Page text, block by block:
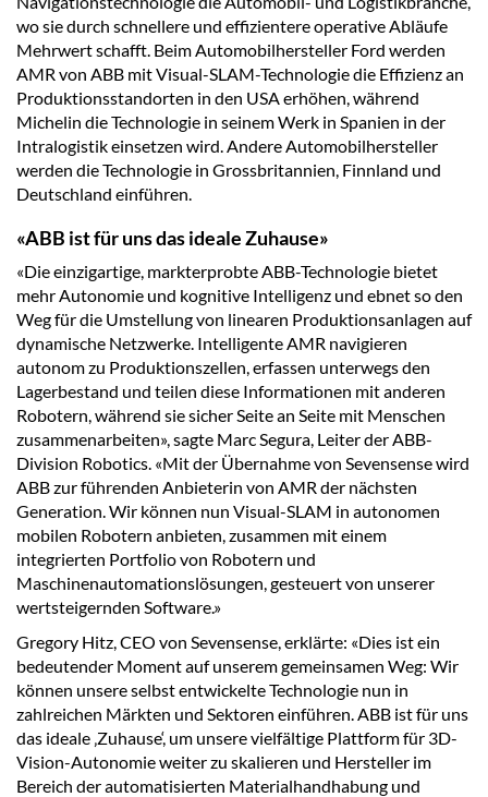
wo sie durch schnellere und effizientere operative Abläufe
Mehrwert schafft. Beim Automobilhersteller Ford werden
AMR von ABB mit Visual-SLAM-Technologie die Effizienz an
Produktionsstandorten in den USA erhöhen, während
Michelin die Technologie in seinem Werk in Spanien in der
Intralogistik einsetzen wird. Andere Automobilhersteller
werden die Technologie in Grossbritannien, Finnland und
Deutschland einführen.
«ABB ist für uns das ideale Zuhause»
«Die einzigartige, markterprobte ABB-Technologie bietet
mehr Autonomie und kognitive Intelligenz und ebnet so den
Weg für die Umstellung von linearen Produktionsanlagen auf
dynamische Netzwerke. Intelligente AMR navigieren
autonom zu Produktionszellen, erfassen unterwegs den
Lagerbestand und teilen diese Informationen mit anderen
Robotern, während sie sicher Seite an Seite mit Menschen
zusammenarbeiten», sagte Marc Segura, Leiter der ABB-
Division Robotics. «Mit der Übernahme von Sevensense wird
ABB zur führenden Anbieterin von AMR der nächsten
Generation. Wir können nun Visual-SLAM in autonomen
mobilen Robotern anbieten, zusammen mit einem
integrierten Portfolio von Robotern und
Maschinenautomationslösungen, gesteuert von unserer
wertsteigernden Software.»
Gregory Hitz, CEO von Sevensense, erklärte: «Dies ist ein
bedeutender Moment auf unserem gemeinsamen Weg: Wir
können unsere selbst entwickelte Technologie nun in
zahlreichen Märkten und Sektoren einführen. ABB ist für uns
das ideale ‚Zuhause‘, um unsere vielfältige Plattform für 3D-
Vision-Autonomie weiter zu skalieren und Hersteller im
Bereich der automatisierten Materialhandhabung und